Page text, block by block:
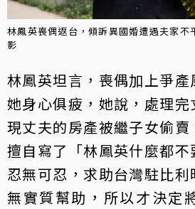
林鳳英喪偶返台，傾訴異國婚遭遇夫家不
影
林鳳英坦言，喪偶加上爭
她身心俱疲，她說，處理
現丈夫的房產被繼子女偷
擅自寫了「林鳳英什麼都
忍無可忍，求助台灣駐比
無實質幫助，所以才決定